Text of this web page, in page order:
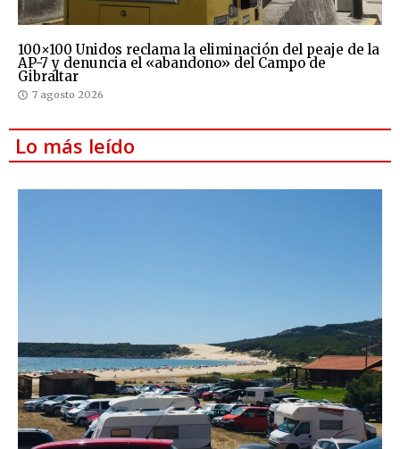
100×100 Unidos reclama la eliminación del peaje de la
AP-7 y denuncia el «abandono» del Campo de
Gibraltar
7 agosto 2026
Lo más leído